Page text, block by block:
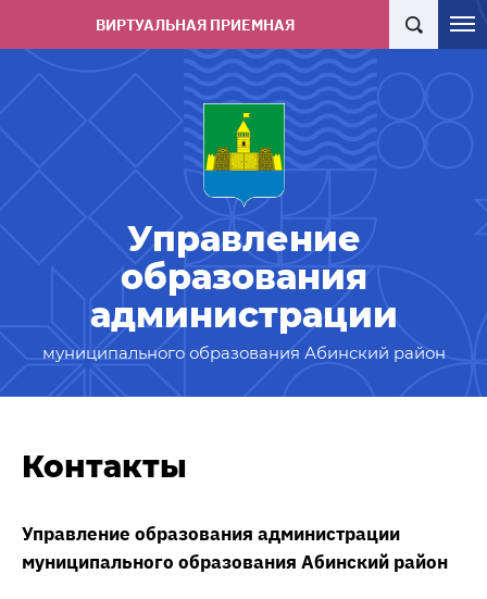
ВИРТУАЛЬНАЯ ПРИЕМНАЯ
Управление
образования
администрации
муниципального образования Абинский район
Контакты
Управление образования администрации
муниципального образования Абинский район